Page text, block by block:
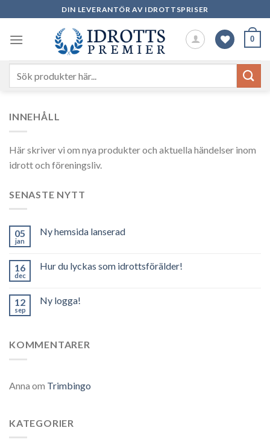
to
content
DIN LEVERANTÖR AV IDROTTSPRISER
0
INNEHÅLL
Här skriver vi om nya produkter och aktuella händelser inom
idrott och föreningsliv.
SENASTE NYTT
05
jan
Ny hemsida lanserad
16
dec
Hur du lyckas som idrottsförälder!
12
sep
Ny logga!
KOMMENTARER
Anna om Trimbingo
KATEGORIER